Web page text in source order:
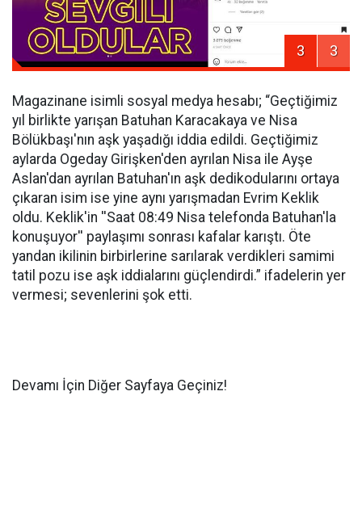
3 3
Magazinane isimli sosyal medya hesabı; “Geçtiğimiz
yıl birlikte yarışan Batuhan Karacakaya ve Nisa
Bölükbaşı'nın aşk yaşadığı iddia edildi. Geçtiğimiz
aylarda Ogeday Girişken'den ayrılan Nisa ile Ayşe
Aslan'dan ayrılan Batuhan'ın aşk dedikodularını ortaya
çıkaran isim ise yine aynı yarışmadan Evrim Keklik
oldu. Keklik'in ''Saat 08:49 Nisa telefonda Batuhan'la
konuşuyor'' paylaşımı sonrası kafalar karıştı. Öte
yandan ikilinin birbirlerine sarılarak verdikleri samimi
tatil pozu ise aşk iddialarını güçlendirdi.” ifadelerin yer
vermesi; sevenlerini şok etti.
Devamı İçin Diğer Sayfaya Geçiniz!